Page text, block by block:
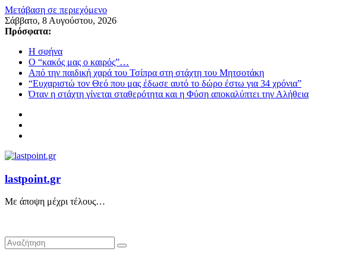
Μετάβαση σε περιεχόμενο
Σάββατο, 8 Αυγούστου, 2026
Πρόσφατα:
Η σφήνα
Ο “κακός μας ο καιρός”…
Από την παιδική χαρά του Τσίπρα στη στάχτη του Μητσοτάκη
“Ευχαριστώ τον Θεό που μας έδωσε αυτό το δώρο έστω για 34 χρόνια”
Όταν η στάχτη γίνεται σταθερότητα και η Φύση αποκαλύπτει την Αλήθεια
lastpoint.gr
Με άποψη μέχρι τέλους…